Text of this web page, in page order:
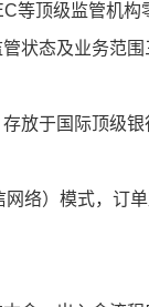
等顶级监管机构
状态及业务范围
放于国际顶级银
络）模式，订